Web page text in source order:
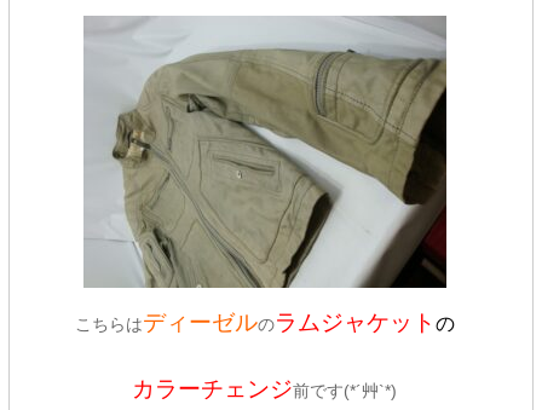
こちらはディーゼルのラムジャケットの
カラーチェンジ前です(*´艸`*)